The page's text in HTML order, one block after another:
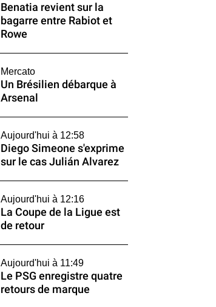
Benatia revient sur la
bagarre entre Rabiot et
Rowe
Mercato
Un Brésilien débarque à
Arsenal
Aujourd'hui à 12:58
Diego Simeone s'exprime
sur le cas Julián Alvarez
Aujourd'hui à 12:16
La Coupe de la Ligue est
de retour
Aujourd'hui à 11:49
Le PSG enregistre quatre
retours de marque